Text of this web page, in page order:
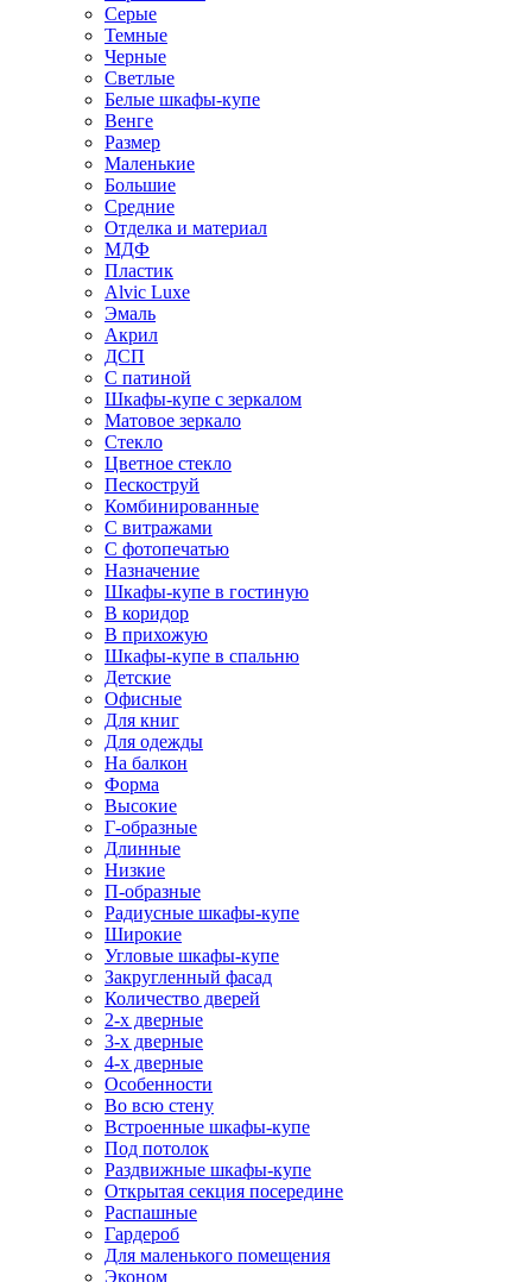
Серые
Темные
Черные
Светлые
Белые шкафы-купе
Венге
Размер
Маленькие
Большие
Средние
Отделка и материал
МДФ
Пластик
Alvic Luxe
Эмаль
Акрил
ДСП
С патиной
Шкафы-купе с зеркалом
Матовое зеркало
Стекло
Цветное стекло
Пескоструй
Комбинированные
С витражами
С фотопечатью
Назначение
Шкафы-купе в гостиную
В коридор
В прихожую
Шкафы-купе в спальню
Детские
Офисные
Для книг
Для одежды
На балкон
Форма
Высокие
Г-образные
Длинные
Низкие
П-образные
Радиусные шкафы-купе
Широкие
Угловые шкафы-купе
Закругленный фасад
Количество дверей
2-х дверные
3-х дверные
4-х дверные
Особенности
Во всю стену
Встроенные шкафы-купе
Под потолок
Раздвижные шкафы-купе
Открытая секция посередине
Распашные
Гардероб
Для маленького помещения
Эконом